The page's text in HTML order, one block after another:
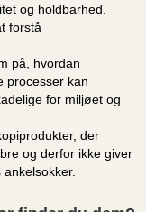
og holdbarhed.
forstå
på, hvordan
processer kan
for miljøet og
der
og derfor ikke giver